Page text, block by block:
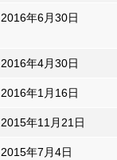
2016年6月30日
2016年4月30日
2016年1月16日
2015年11月21日
2015年7月4日